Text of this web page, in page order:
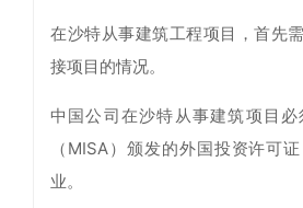
在沙特从事建筑工程项目，首先
接项目的情况。
中国公司在沙特从事建筑项目
（MISA）颁发的外国投资许可
业。